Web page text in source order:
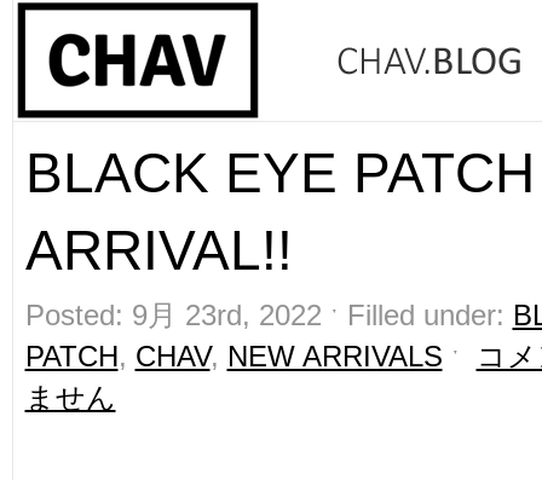
BLACK EYE
ARRIVAL!!
Posted: 9月 23rd, 2022 ˑ Filled under:
PATCH, CHAV, NEW ARRIVALS ˑ
コ
ません